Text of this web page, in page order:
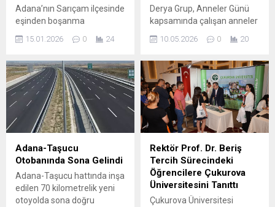
Adana’nın Sarıçam ilçesinde
eşinden boşanma
iki çocuğunu öldürüp daha
Adana’yı sarsarken baba ve
iki çocuğunun son fotoğrafı
yürekleri burktu.
Boynuyoğun Mahallesi’nde
bulunan müstakil bir evde
yaşanan olayda, eşiyle
boşanma aşamasında
olduğu öğrenilen Sergen
kızı Ada Altunbaş ile...
15.01.2026 0 24
Derya Grup, Anneler Günü
kapsamında çalışan anneler
özel bir nefes ve yoga
Wellness iş birliğiyle
gerçekleştirilen etkinlik,
Mersin Büyükşehir
Belediyesi Nikah ve Etkinlik
Merkezi’nde yoğun katılımla
gerçekleşti. Katılımcılar,
güne nefes ve yoga
çalışmalarıyla başlayarak
hem fiziksel hem zihinsel
olarak yenilenme fırsatı
10.05.2026 0 20
Adana-Taşucu
Otobanında Sona Gelindi
Adana-Taşucu hattında inşa
edilen 70 kilometrelik yeni
otoyolda sona doğru
Rektör Prof. Dr. Beriş
Tercih Sürecindeki
Öğrencilere Çukurova
Üniversitesini Tanıttı
Çukurova Üniversitesi